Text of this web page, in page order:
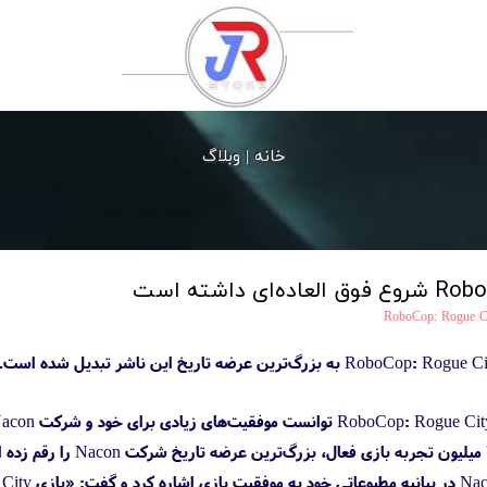
خانه |وبلاگ
RoboCop: Rogue